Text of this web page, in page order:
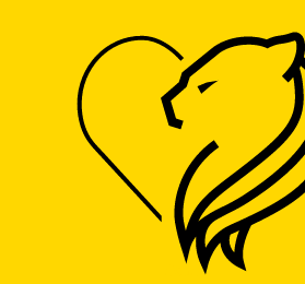
LOGO
La ferme des dames
3 Rue d'Adam, 59181 Steenwerck
M'y rendre
Ajouter aux favoris